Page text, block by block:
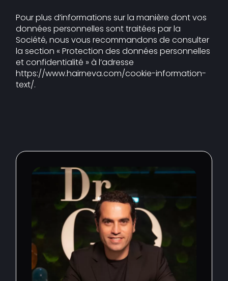
Pour plus d’informations sur la manière dont vos
données personnelles sont traitées par la
Société, nous vous recommandons de consulter
la section « Protection des données personnelles
et confidentialité » à l’adresse
https://www.hairneva.com/cookie-information-
text/.